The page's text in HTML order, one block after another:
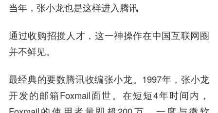
当年，张小龙也是这样进入腾讯
通过收购招揽人才，这一神操作在中国互联网圈
并不鲜见。
最经典的要数腾讯收编张小龙。1997年，张小龙
开发的邮箱Foxmail面世。在短短4年时间内，